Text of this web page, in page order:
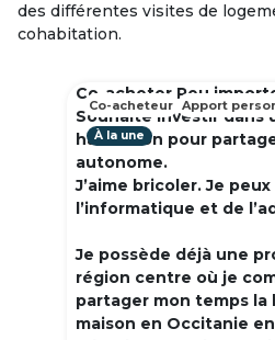
des différentes visites de
cohabitation.
Co-acheter Peu
Souhaite investir dans
habitation pour
autonome.
J’aime bricoler. Je
l’informatique et de
Je possède déjà une
région centre où je
partager mon temps la
maison en Occitanie
À la une
Co-acheteur Apport